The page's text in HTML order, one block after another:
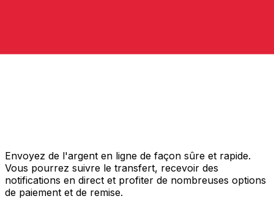
Envoyez de l'argent en ligne de façon sûre et rapide.
Vous pourrez suivre le transfert, recevoir des
notifications en direct et profiter de nombreuses options
de paiement et de remise.